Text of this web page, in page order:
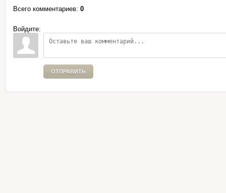
Всего комментариев: 0
Войдите:
ОТПРАВИТЬ